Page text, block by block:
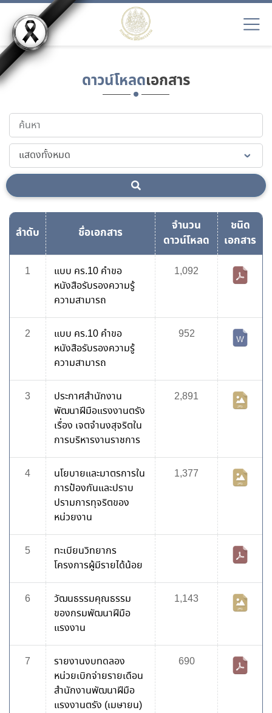
ดาวน์โหลดเอกสาร
ลำดับ ชื่อเอกสาร
จำนวน
ดาวน์โหลด
ชนิด
เอกสาร
1
แบบ คร.10 คำขอ
หนังสือรับรองความรู้
ความสามารถ
1,092
2
แบบ คร.10 คำขอ
หนังสือรับรองความรู้
ความสามารถ
952
3
ประกาศสำนักงาน
พัฒนาฝีมือแรงงานตรัง
เรื่อง เจตจำนงสุจริตใน
การบริหารงานราชการ
2,891
4
นโยบายและมาตรการใน
การป้องกันและปราบ
ปรามการทุจริตของ
หน่วยงาน
1,377
5
ทะเบียนวิทยากร
โครงการผู้มีรายได้น้อย
6
วัฒนธรรมคุณธรรม
ของกรมพัฒนาฝีมือ
แรงงาน
1,143
7
รายงานงบทดลอง
หน่วยเบิกจ่ายรายเดือน
สำนักงานพัฒนาฝีมือ
แรงงานตรัง (เมษายน)
690